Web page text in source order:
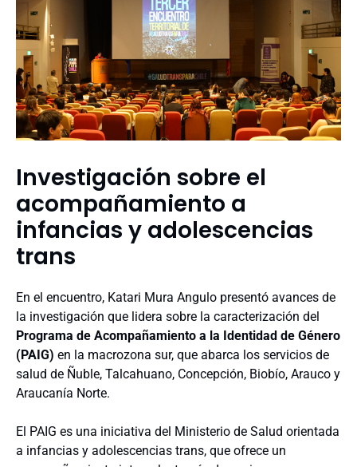
Investigación sobre el
acompañamiento a
infancias y adolescencias
trans
En el encuentro, Katari Mura Angulo presentó avances de
la investigación que lidera sobre la caracterización del
Programa de Acompañamiento a la Identidad de Género
(PAIG) en la macrozona sur, que abarca los servicios de
salud de Ñuble, Talcahuano, Concepción, Biobío, Arauco y
Araucanía Norte.
El PAIG es una iniciativa del Ministerio de Salud orientada
a infancias y adolescencias trans, que ofrece un